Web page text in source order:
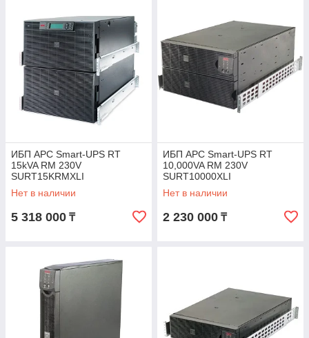
ИБП APC Smart-UPS RT
15kVA RM 230V
SURT15KRMXLI
Нет в наличии
5 318 000 ₸
ИБП APC Smart-UPS RT
10,000VA RM 230V
SURT10000XLI
Нет в наличии
2 230 000 ₸